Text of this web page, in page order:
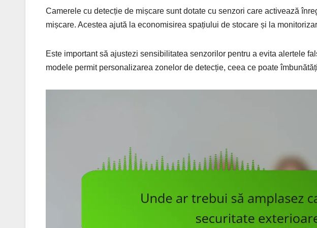
Camerele cu detecție de mișcare sunt dotate cu senzori care activează
mișcare. Acestea ajută la economisirea spațiului de stocare și la
Este important să ajustezi sensibilitatea senzorilor pentru a evita alertele
modele permit personalizarea zonelor de detecție, ceea ce poate